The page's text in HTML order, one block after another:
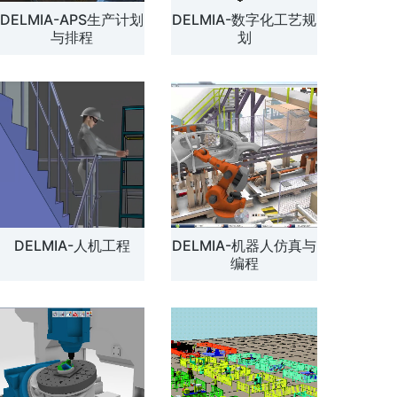
方案
DELMIA-APS生产计划
与排程
DELMIA-数字化工艺规
划
DELMIA-人机工程
DELMIA-机器人仿真与
编程